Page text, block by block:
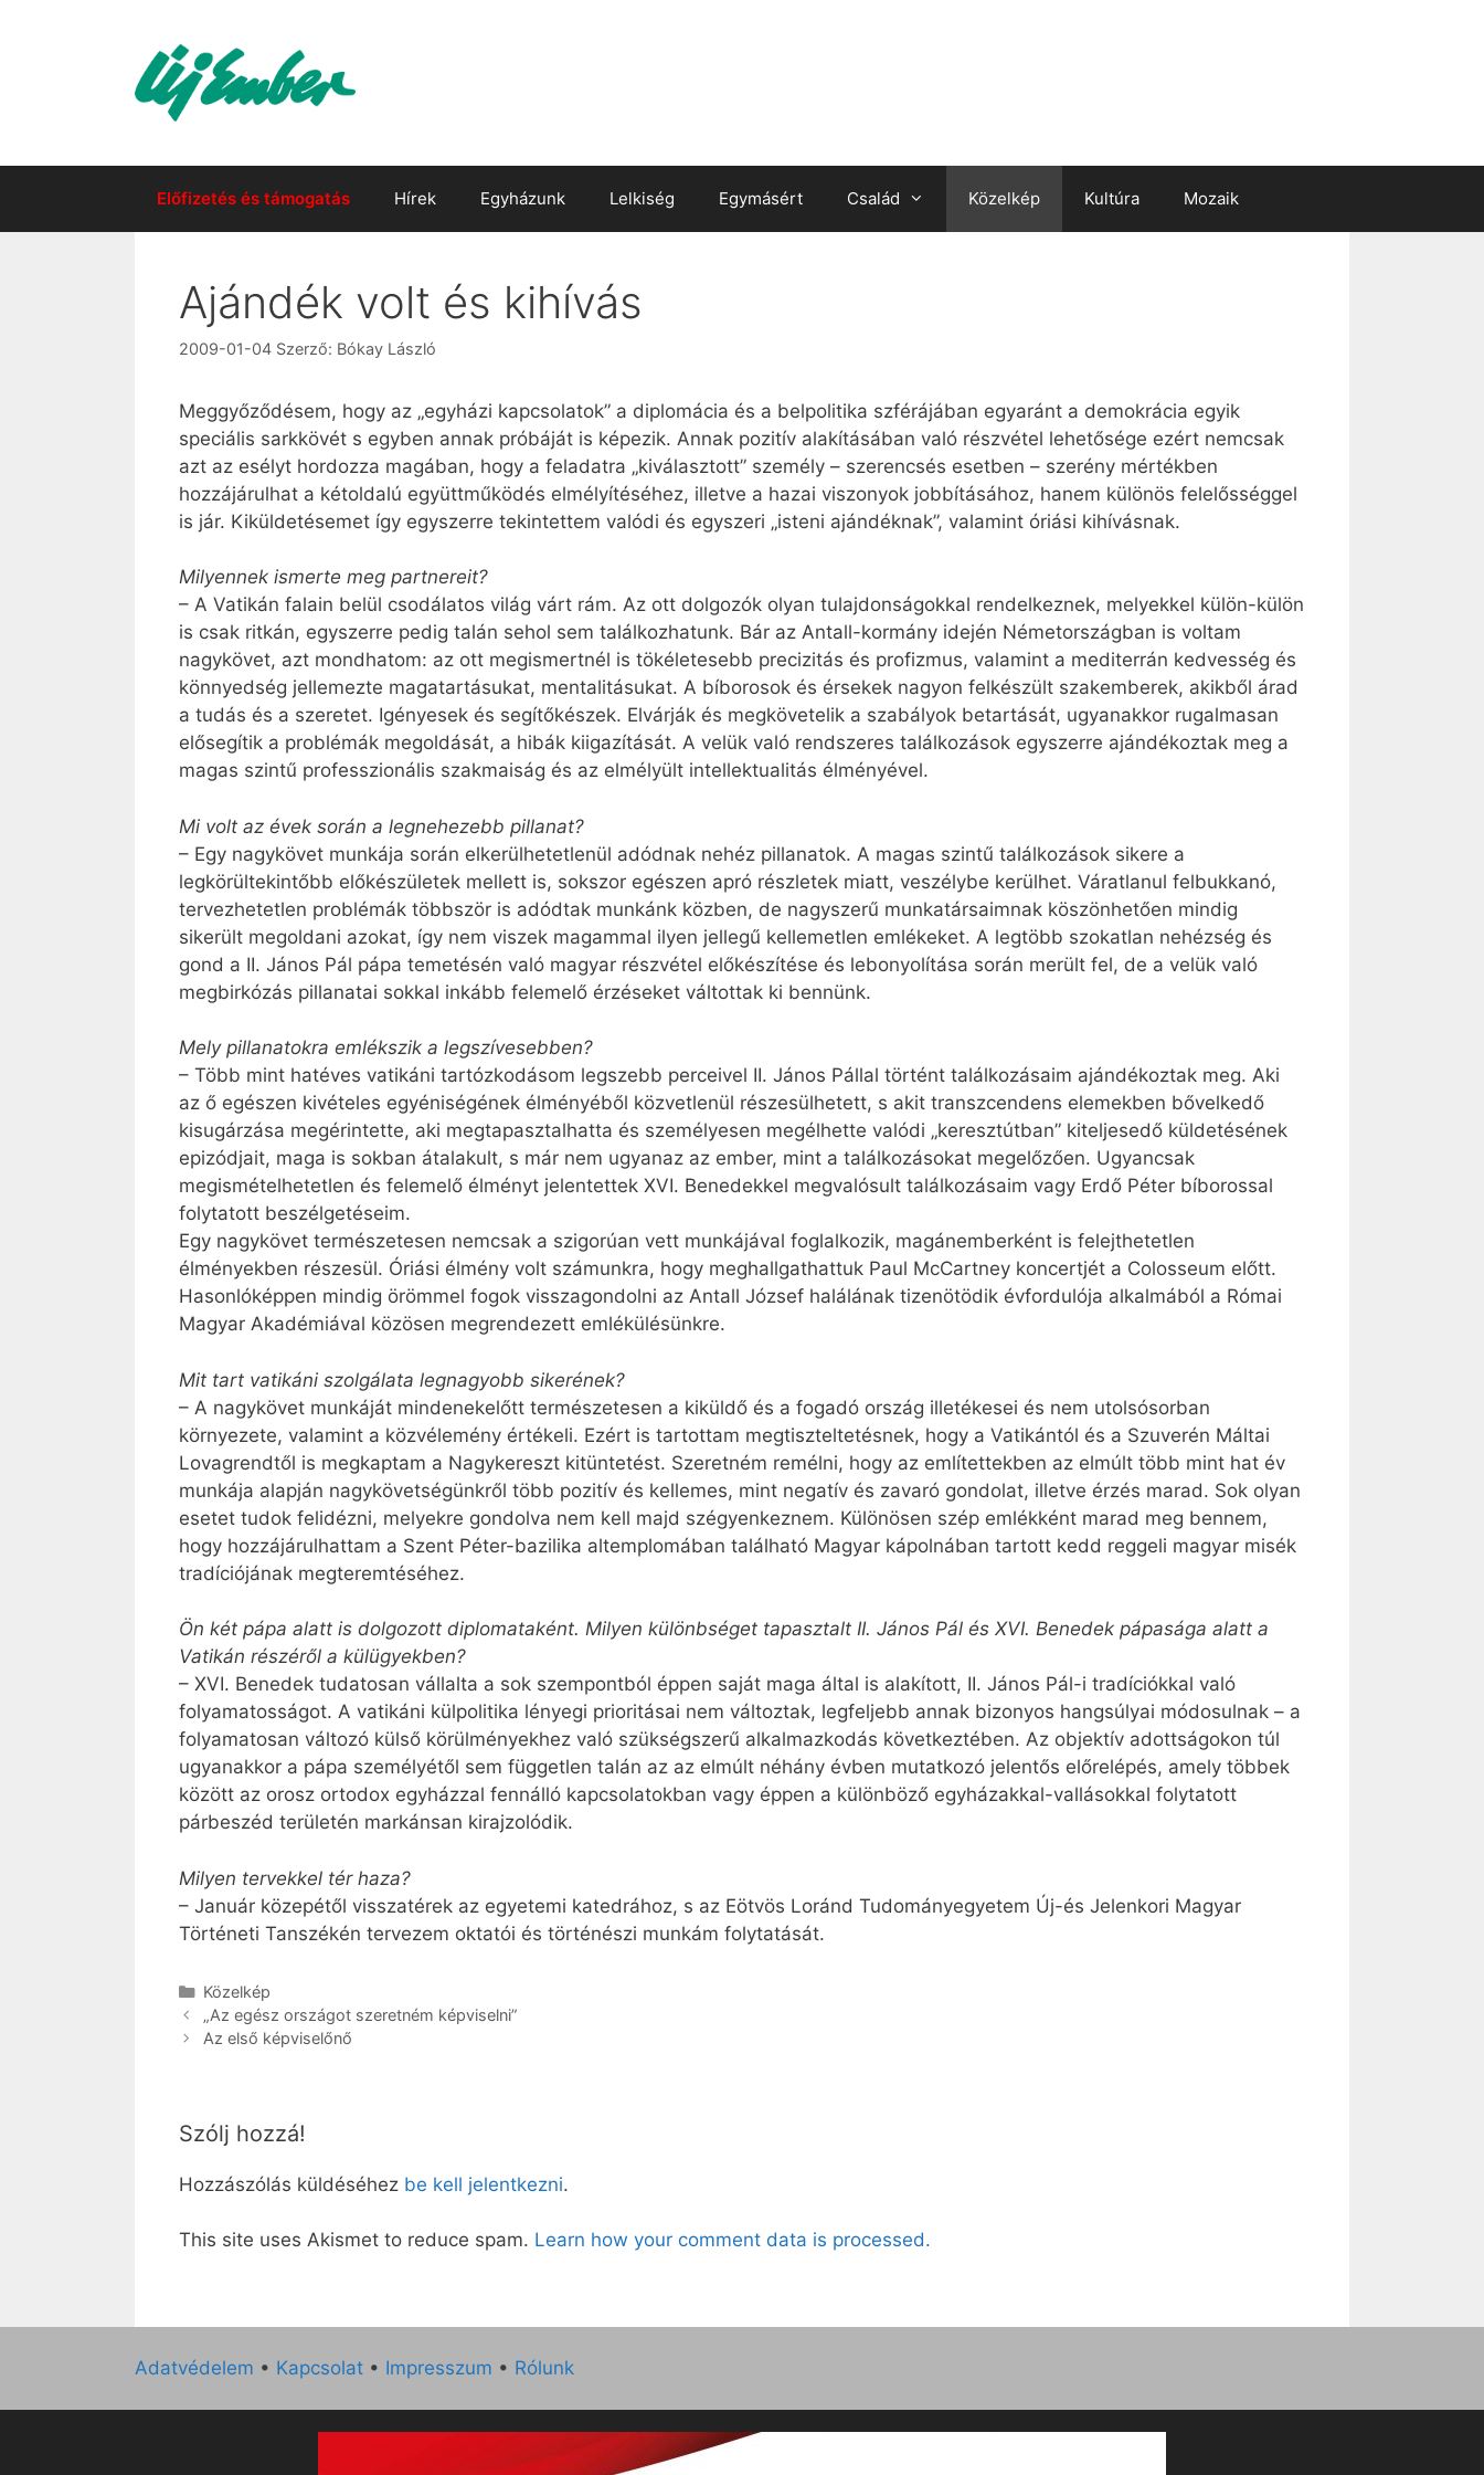
Előfizetés és támogatás Hírek Egyházunk Lelkiség Egymásért Család Közelkép Kultúra Mozaik
Ajándék volt és kihívás
2009-01-04 Szerző: Bókay László
Meggyőződésem, hogy az „egyházi kapcsolatok” a diplomácia és a belpolitika szférájában egyaránt a demokrácia egyik
speciális sarkkövét s egyben annak próbáját is képezik. Annak pozitív alakításában való részvétel lehetősége ezért nemcsak
azt az esélyt hordozza magában, hogy a feladatra „kiválasztott” személy – szerencsés esetben – szerény mértékben
hozzájárulhat a kétoldalú együttműködés elmélyítéséhez, illetve a hazai viszonyok jobbításához, hanem különös felelősséggel
is jár. Kiküldetésemet így egyszerre tekintettem valódi és egyszeri „isteni ajándéknak”, valamint óriási kihívásnak.
Milyennek ismerte meg partnereit?
– A Vatikán falain belül csodálatos világ várt rám. Az ott dolgozók olyan tulajdonságokkal rendelkeznek, melyekkel külön-külön
is csak ritkán, egyszerre pedig talán sehol sem találkozhatunk. Bár az Antall-kormány idején Németországban is voltam
nagykövet, azt mondhatom: az ott megismertnél is tökéletesebb precizitás és profizmus, valamint a mediterrán kedvesség és
könnyedség jellemezte magatartásukat, mentalitásukat. A bíborosok és érsekek nagyon felkészült szakemberek, akikből árad
a tudás és a szeretet. Igényesek és segítőkészek. Elvárják és megkövetelik a szabályok betartását, ugyanakkor rugalmasan
elősegítik a problémák megoldását, a hibák kiigazítását. A velük való rendszeres találkozások egyszerre ajándékoztak meg a
magas szintű professzionális szakmaiság és az elmélyült intellektualitás élményével.
Mi volt az évek során a legnehezebb pillanat?
– Egy nagykövet munkája során elkerülhetetlenül adódnak nehéz pillanatok. A magas szintű találkozások sikere a
legkörültekintőbb előkészületek mellett is, sokszor egészen apró részletek miatt, veszélybe kerülhet. Váratlanul felbukkanó,
tervezhetetlen problémák többször is adódtak munkánk közben, de nagyszerű munkatársaimnak köszönhetően mindig
sikerült megoldani azokat, így nem viszek magammal ilyen jellegű kellemetlen emlékeket. A legtöbb szokatlan nehézség és
gond a II. János Pál pápa temetésén való magyar részvétel előkészítése és lebonyolítása során merült fel, de a velük való
megbirkózás pillanatai sokkal inkább felemelő érzéseket váltottak ki bennünk.
Mely pillanatokra emlékszik a legszívesebben?
– Több mint hatéves vatikáni tartózkodásom legszebb perceivel II. János Pállal történt találkozásaim ajándékoztak meg. Aki
az ő egészen kivételes egyéniségének élményéből közvetlenül részesülhetett, s akit transzcendens elemekben bővelkedő
kisugárzása megérintette, aki megtapasztalhatta és személyesen megélhette valódi „keresztútban” kiteljesedő küldetésének
epizódjait, maga is sokban átalakult, s már nem ugyanaz az ember, mint a találkozásokat megelőzően. Ugyancsak
megismételhetetlen és felemelő élményt jelentettek XVI. Benedekkel megvalósult találkozásaim vagy Erdő Péter bíborossal
folytatott beszélgetéseim.
Egy nagykövet természetesen nemcsak a szigorúan vett munkájával foglalkozik, magánemberként is felejthetetlen
élményekben részesül. Óriási élmény volt számunkra, hogy meghallgathattuk Paul McCartney koncertjét a Colosseum előtt.
Hasonlóképpen mindig örömmel fogok visszagondolni az Antall József halálának tizenötödik évfordulója alkalmából a Római
Magyar Akadémiával közösen megrendezett emlékülésünkre.
Mit tart vatikáni szolgálata legnagyobb sikerének?
– A nagykövet munkáját mindenekelőtt természetesen a kiküldő és a fogadó ország illetékesei és nem utolsósorban
környezete, valamint a közvélemény értékeli. Ezért is tartottam megtiszteltetésnek, hogy a Vatikántól és a Szuverén Máltai
Lovagrendtől is megkaptam a Nagykereszt kitüntetést. Szeretném remélni, hogy az említettekben az elmúlt több mint hat év
munkája alapján nagykövetségünkről több pozitív és kellemes, mint negatív és zavaró gondolat, illetve érzés marad. Sok olyan
esetet tudok felidézni, melyekre gondolva nem kell majd szégyenkeznem. Különösen szép emlékként marad meg bennem,
hogy hozzájárulhattam a Szent Péter-bazilika altemplomában található Magyar kápolnában tartott kedd reggeli magyar misék
tradíciójának megteremtéséhez.
Ön két pápa alatt is dolgozott diplomataként. Milyen különbséget tapasztalt II. János Pál és XVI. Benedek pápasága alatt a
Vatikán részéről a külügyekben?
– XVI. Benedek tudatosan vállalta a sok szempontból éppen saját maga által is alakított, II. János Pál-i tradíciókkal való
folyamatosságot. A vatikáni külpolitika lényegi prioritásai nem változtak, legfeljebb annak bizonyos hangsúlyai módosulnak – a
folyamatosan változó külső körülményekhez való szükségszerű alkalmazkodás következtében. Az objektív adottságokon túl
ugyanakkor a pápa személyétől sem független talán az az elmúlt néhány évben mutatkozó jelentős előrelépés, amely többek
között az orosz ortodox egyházzal fennálló kapcsolatokban vagy éppen a különböző egyházakkal-vallásokkal folytatott
párbeszéd területén markánsan kirajzolódik.
Milyen tervekkel tér haza?
– Január közepétől visszatérek az egyetemi katedrához, s az Eötvös Loránd Tudományegyetem Új-és Jelenkori Magyar
Történeti Tanszékén tervezem oktatói és történészi munkám folytatását.
Kategória
Közelkép
„Az egész országot szeretném képviselni”
Az első képviselőnő
Szólj hozzá!
Hozzászólás küldéséhez be kell jelentkezni.
This site uses Akismet to reduce spam. Learn how your comment data is processed.
Adatvédelem • Kapcsolat • Impresszum • Rólunk